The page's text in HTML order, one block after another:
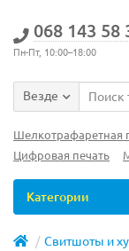
‎068 143 58
Пн-Пт, 10:00–18:00
Везде
Шелкотрафаретная
Цифровая печать
Категории
Свитшоты и